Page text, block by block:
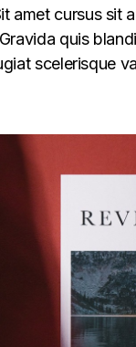
amet cursus sit
quis
scelerisque